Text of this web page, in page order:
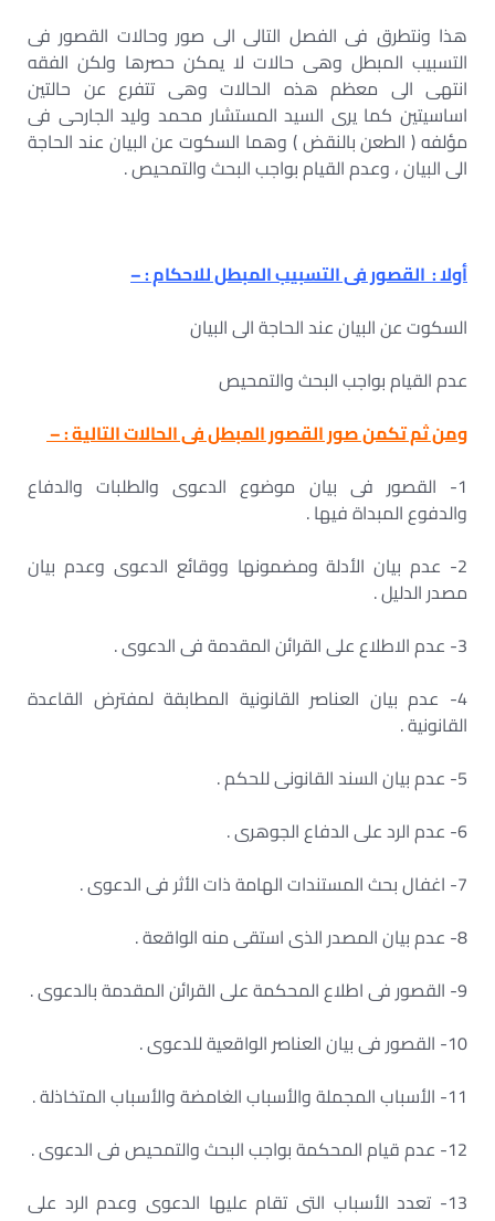
هذا ونتطرق فى الفصل التالى الى صور وحالات القصور فى
التسبيب المبطل وهى حالات لا يمكن حصرها ولكن الفقه
انتهى الى معظم هذه الحالات وهى تتفرع عن حالتين
اساسيتين كما يرى السيد المستشار محمد وليد الجارحى فى
مؤلفه ( الطعن بالنقض ) وهما السكوت عن البيان عند الحاجة
الى البيان ، وعدم القيام بواجب البحث والتمحيص .
أولا : القصور فى التسبيب المبطل للاحكام : –
السكوت عن البيان عند الحاجة الى البيان
عدم القيام بواجب البحث والتمحيص
ومن ثم تكمن صور القصور المبطل فى الحالات التالية : –
1- القصور فى بيان موضوع الدعوى والطلبات والدفاع
والدفوع المبداة فيها .
2- عدم بيان الأدلة ومضمونها ووقائع الدعوى وعدم بيان
مصدر الدليل .
3- عدم الاطلاع على القرائن المقدمة فى الدعوى .
4- عدم بيان العناصر القانونية المطابقة لمفترض القاعدة
القانونية .
5- عدم بيان السند القانونى للحكم .
6- عدم الرد على الدفاع الجوهرى .
7- اغفال بحث المستندات الهامة ذات الأثر فى الدعوى .
8- عدم بيان المصدر الذى استقى منه الواقعة .
9- القصور فى اطلاع المحكمة على القرائن المقدمة بالدعوى .
10- القصور فى بيان العناصر الواقعية للدعوى .
11- الأسباب المجملة والأسباب الغامضة والأسباب المتخاذلة .
12- عدم قيام المحكمة بواجب البحث والتمحيص فى الدعوى .
13- تعدد الأسباب التى تقام عليها الدعوى وعدم الرد على